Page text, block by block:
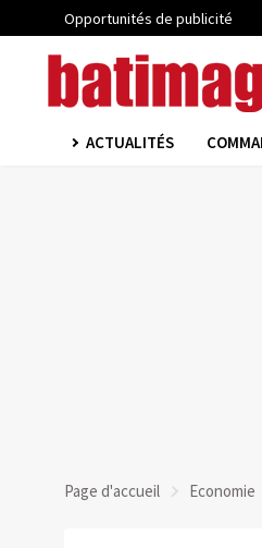
Opportunités de publicité
ACTUALITÉS
Page d'accueil Economie